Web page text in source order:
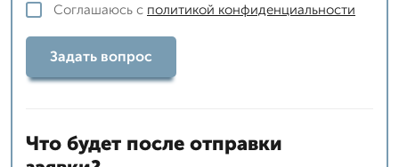
Соглашаюсь с политикой конфиденциальности
Задать вопрос
Что будет после отправки